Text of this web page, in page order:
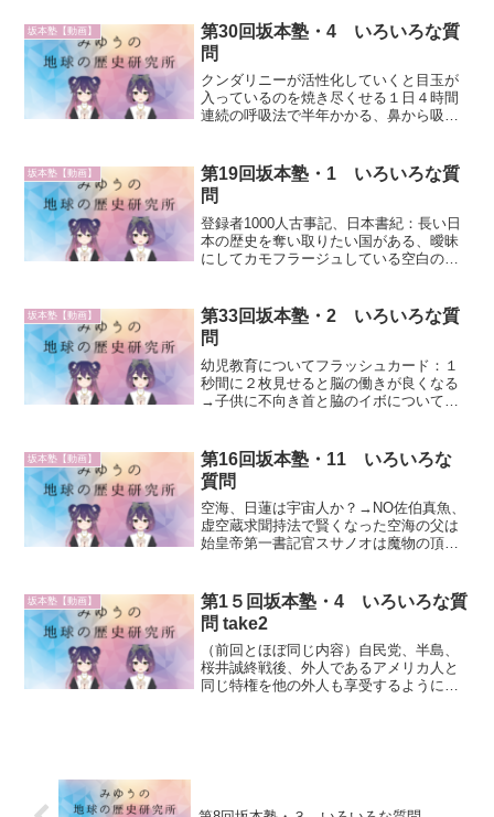
ー1万2000年前に八百万の神を作った天津
神は天から降りて...
坂本塾【動画】
第30回坂本塾・4 いろいろな質
問
クンダリニーが活性化していくと目玉が
入っているのを焼き尽くせる１日４時間
連続の呼吸法で半年かかる、鼻から吸っ
宇宙人にはホクロがない宇宙人に比べる
と、地球人は個性がキツす...
坂本塾【動画】
第19回坂本塾・1 いろいろな質
問
登録者1000人古事記、日本書紀：長い日
本の歴史を奪い取りたい国がある、曖昧
にしてカモフラージュしている空白の歴
臨、ミヨイ・タミアラの７箇所に１万人
ずつ円盤に乗って降臨...
坂本塾【動画】
第33回坂本塾・2 いろいろな質
問
幼児教育についてフラッシュカード：１
秒間に２枚見せると脳の働きが良くなる
→子供に不向き首と脇のイボについてイ
の殿様語体を無視して会話を丸覚え５万
年前に捨てられた我々、科...
坂本塾【動画】
第16回坂本塾・11 いろいろな
質問
空海、日蓮は宇宙人か？→NO佐伯真魚、
虚空蔵求聞持法で賢くなった空海の父は
始皇帝第一書記官スサノオは魔物の頂
主、だいやん夜叉、裏霊界ボスご先祖さ
まが男性をとても嫌った天...
坂本塾【動画】
第1５回坂本塾・4 いろいろな質
問 take2
（前回とほぼ同じ内容）自民党、半島、
桜井誠終戦後、外人であるアメリカ人と
同じ特権を他の外人も享受するようにな